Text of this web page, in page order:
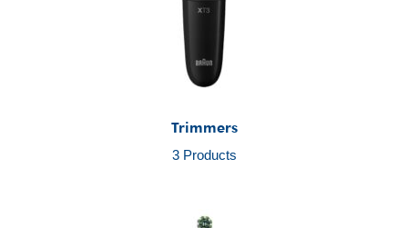
Trimmers
3 Products